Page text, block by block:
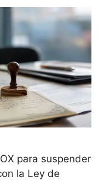
para suspender
la Ley de